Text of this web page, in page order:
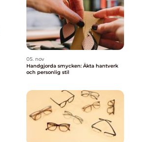
05. nov
Handgjorda smycken: Äkta hantverk
och personlig stil